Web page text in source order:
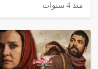
منذ 4 سنوات